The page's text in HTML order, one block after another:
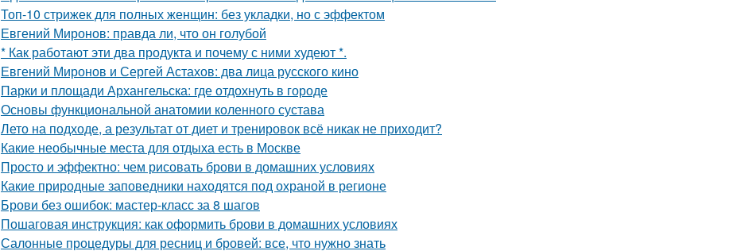
Топ-10 стрижек для полных женщин: без укладки, но с эффектом
Евгений Миронов: правда ли, что он голубой
* Как работают эти два продукта и почему с ними худеют *.
Евгений Миронов и Сергей Астахов: два лица русского кино
Парки и площади Архангельска: где отдохнуть в городе
Основы функциональной анатомии коленного сустава
Лето на подходе, а результат от диет и тренировок всё никак не приходит?
Какие необычные места для отдыха есть в Москве
Просто и эффектно: чем рисовать брови в домашних условиях
Какие природные заповедники находятся под охраной в регионе
Брови без ошибок: мастер-класс за 8 шагов
Пошаговая инструкция: как оформить брови в домашних условиях
Салонные процедуры для ресниц и бровей: все, что нужно знать